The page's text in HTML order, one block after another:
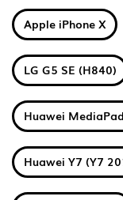
Apple iPhone X
LG G5 SE (H840)
Huawei
Huawei Y7 (Y7